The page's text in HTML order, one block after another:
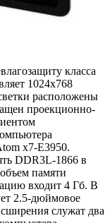
класса
1024x768
расположены
проекционно-
x7-E3950.
DDR3L-1866 в
памяти
входит 4 Гб. В
2.5-дюймовое
служат два